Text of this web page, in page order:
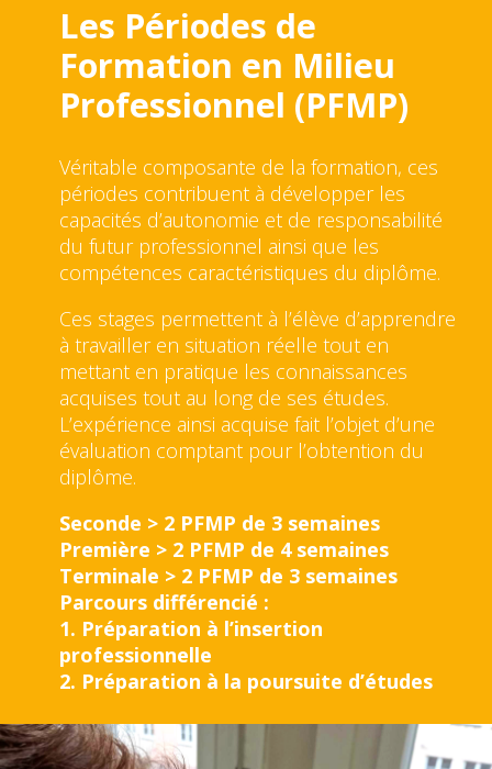
Les Périodes de
Formation en Milieu
Professionnel (PFMP)
Véritable composante de la formation, ces
périodes contribuent à développer les
capacités d’autonomie et de responsabilité
du futur professionnel ainsi que les
compétences caractéristiques du diplôme.
Ces stages permettent à l’élève d’apprendre
à travailler en situation réelle tout en
mettant en pratique les connaissances
acquises tout au long de ses études.
L’expérience ainsi acquise fait l’objet d’une
évaluation comptant pour l’obtention du
diplôme.
Seconde > 2 PFMP de 3 semaines
Première > 2 PFMP de 4 semaines
Terminale > 2 PFMP de 3 semaines
Parcours différencié :
1. Préparation à l’insertion
professionnelle
2. Préparation à la poursuite d’études